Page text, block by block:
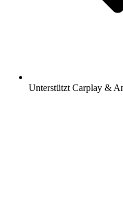
Unterstützt Carplay &